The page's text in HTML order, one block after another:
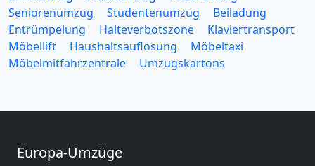
Seniorenumzug
Studentenumzug
Beiladung
Entrümpelung
Halteverbotszone
Klaviertransport
Möbellift
Haushaltsauflösung
Möbeltaxi
Möbelmitfahrzentrale
Umzugskartons
Europa-Umzüge